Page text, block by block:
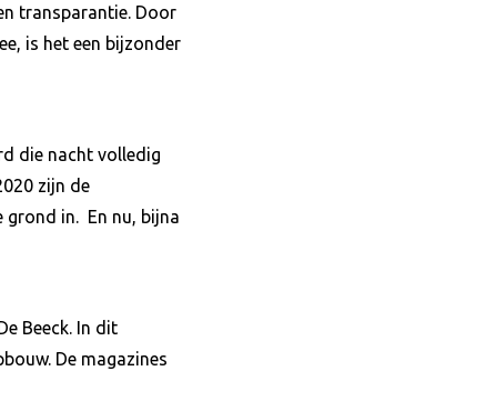
transparantie. Door
is het een bijzonder
die nacht volledig
zijn de
grond in. En nu, bijna
Beeck. In dit
De magazines